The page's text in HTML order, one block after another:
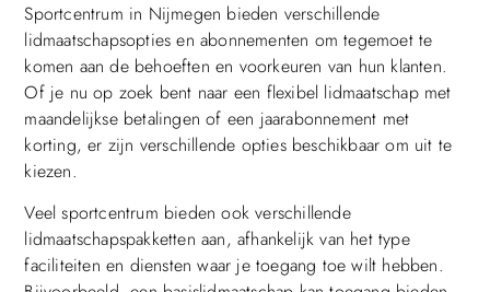
Sportcentrum in Nijmegen bieden verschillende
lidmaatschapsopties en abonnementen om tegemoet te
komen aan de behoeften en voorkeuren van hun klanten.
Of je nu op zoek bent naar een flexibel lidmaatschap met
maandelijkse betalingen of een jaarabonnement met
korting, er zijn verschillende opties beschikbaar om uit te
kiezen.
Veel sportcentrum bieden ook verschillende
lidmaatschapspakketten aan, afhankelijk van het type
faciliteiten en diensten waar je toegang toe wilt hebben.